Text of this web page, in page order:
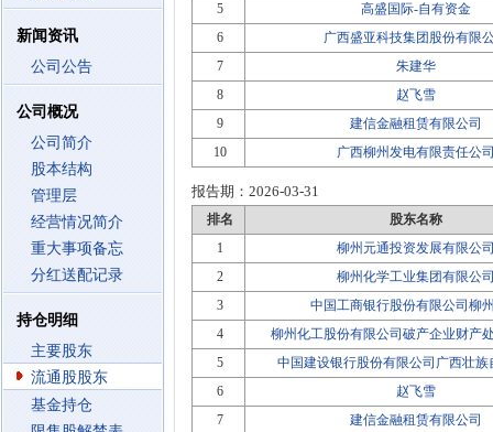
新闻资讯
公司公告
公司概况
公司简介
股本结构
管理层
经营情况简介
重大事项备忘
分红送配记录
持仓明细
主要股东
流通股股东
基金持仓
5
高盛国际-自有资金
6
广西盛亚科技集团股份有限
7
朱建华
8
赵飞雪
9
建信金融租赁有限公司
10
广西柳州发电有限责任公
报告期： 2026-03-31
排名
股东名称
1
柳州元通投资发展有限公
2
柳州化学工业集团有限公
3
中国工商银行股份有限公司柳
4
柳州化工股份有限公司破产企业财产
5
中国建设银行股份有限公司广西壮族
6
赵飞雪
7
建信金融租赁有限公司